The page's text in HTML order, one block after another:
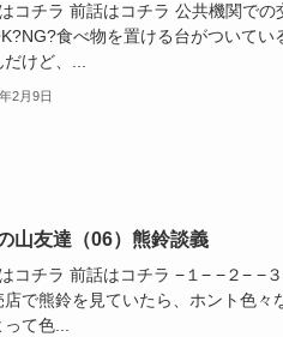
コチラ 前話はコチラ 公共機関で
食べ物を置ける台がついて
けど、...
2月9日
山友達（06）熊鈴談義
コチラ 前話はコチラ −１− −２− −
店で熊鈴を見ていたら、ホント色々
て色...